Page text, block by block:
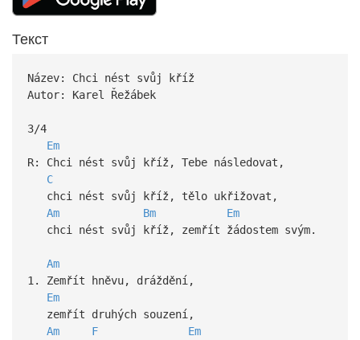
Текст
Název: Chci nést svůj kříž
Autor: Karel Řežábek
3/4
Em
R: Chci nést svůj kříž, Tebe následovat,
C
chci nést svůj kříž, tělo ukřižovat,
Am
Bm
Em
chci nést svůj kříž, zemřít žádostem svým.
Am
1. Zemřít hněvu, dráždění,
Em
zemřít druhých souzení,
Am
F
Em